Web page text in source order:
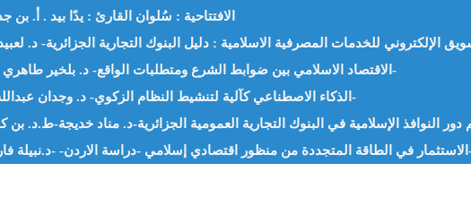
الافتتاحية : سُلوان القارئ : يدًا بيد . أ. بن
الاقتصاد الاسلامي بين ضوابط الشرع ومتطلبات الواقع- د. بلخير طاهري الإدريسي-الجزائر-
الذكاء الاصطناعي كآلية لتنشيط النظام الزكوي- د. وجدان عبدالله السودي- الأردن-
دور النوافذ الإسلامية في البنوك التجارية العمومية الجزائرية-د. مناد خديجة-ط.د.
الاردن- -د.نبيلة فارس علاونة-الاردن-